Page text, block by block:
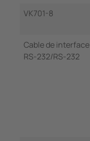
VK701-8
Cable de interface
RS-232/RS-232